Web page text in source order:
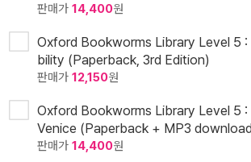
판매가 14,400원
Oxford Bookworms Library Level 5 :
bility (Paperback, 3rd Edition)
판매가 12,150원
Oxford Bookworms Library Level 5
Venice (Paperback + MP3
판매가 14,400원